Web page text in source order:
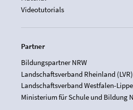
Videotutorials
Partner
Bildungspartner NRW
Landschaftsverband Rheinland (LVR)
Landschaftsverband Westfalen-
Ministerium für Schule und Bildung